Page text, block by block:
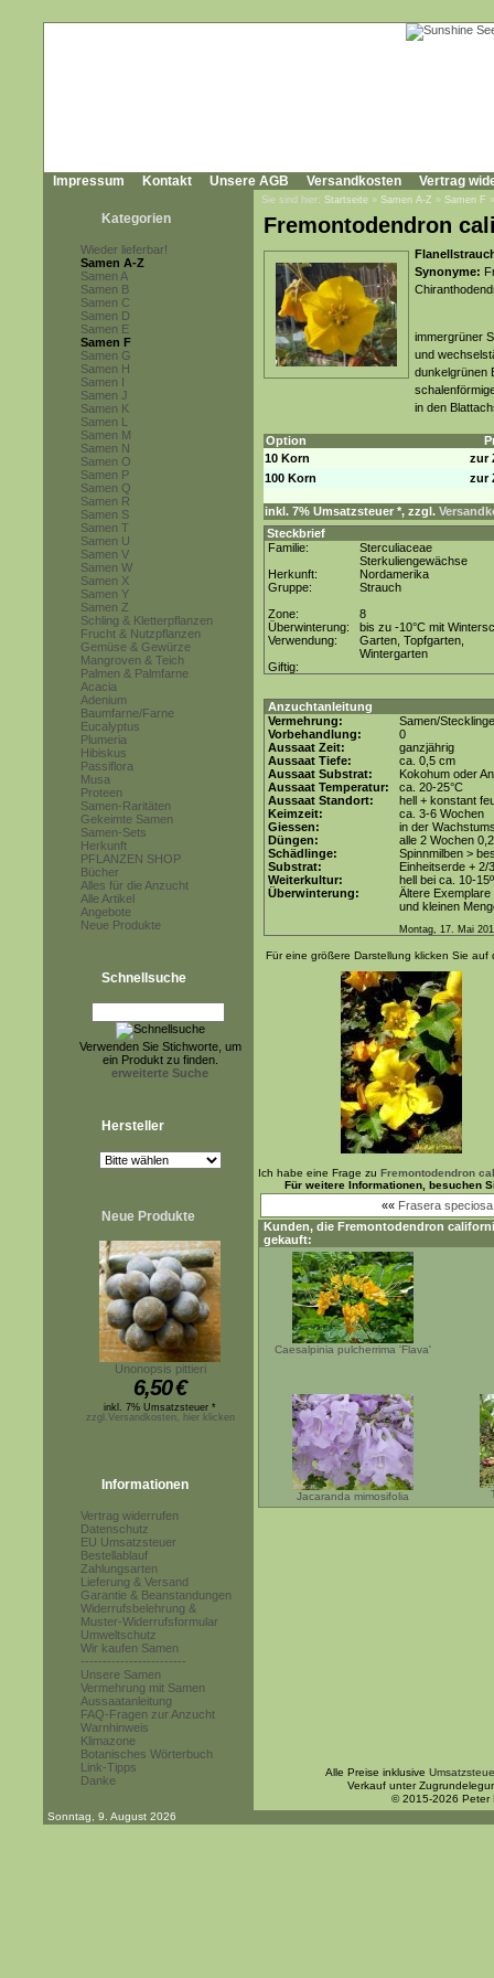
Impressum Kontakt Unsere AGB Versandkosten Vertrag
Kategorien
Wieder lieferbar!
Samen A-Z
Samen A
Samen B
Samen C
Samen D
Samen E
Samen F
Samen G
Samen H
Samen I
Samen J
Samen K
Samen L
Samen M
Samen N
Samen O
Samen P
Samen Q
Samen R
Samen S
Samen T
Samen U
Samen V
Samen W
Samen X
Samen Y
Samen Z
Schling & Kletterpflanzen
Frucht & Nutzpflanzen
Gemüse & Gewürze
Mangroven & Teich
Palmen & Palmfarne
Acacia
Adenium
Baumfarne/Farne
Eucalyptus
Plumeria
Hibiskus
Passiflora
Musa
Proteen
Samen-Raritäten
Gekeimte Samen
Samen-Sets
Herkunft
PFLANZEN SHOP
Bücher
Alles für die Anzucht
Alle Artikel
Angebote
Neue Produkte
Schnellsuche
Verwenden Sie Stichworte, um
ein Produkt zu finden.
erweiterte Suche
Hersteller
Neue Produkte
Unonopsis pittieri
6,50€
inkl. 7% Umsatzsteuer *
zzgl.Versandkosten, hier klicken
Informationen
Vertrag widerrufen
Datenschutz
EU Umsatzsteuer
Bestellablauf
Zahlungsarten
Lieferung & Versand
Garantie & Beanstandungen
Widerrufsbelehrung &
Muster-Widerrufsformular
Umweltschutz
Wir kaufen Samen
------------------------
Unsere Samen
Vermehrung mit Samen
Aussaatanleitung
FAQ-Fragen zur Anzucht
Warnhinweis
Klimazone
Botanisches Wörterbuch
Link-Tipps
Danke
Sie sind hier: Startseite » Samen A-Z » Samen F
Fremontodendron
Synonyme:
immergrüner
und
dunkelgrünen
in den
Option
10 Korn
zur
100 Korn
zur
inkl. 7% Umsatzsteuer *, zzgl.
Steckbrief
Familie:
Sterculiaceae
Sterkuliengewächse
Herkunft:
Nordamerika
Gruppe:
Strauch
Zone:
8
Überwinterung:
bis zu -10°C mit
Verwendung:
Garten, Topfgarten,
Wintergarten
Giftig:
Anzuchtanleitung
Vermehrung:
Samen/Stecklinge
Vorbehandlung:
0
Aussaat Zeit:
ganzjährig
Aussaat Tiefe:
ca. 0,5 cm
Aussaat Substrat:
Kokohum oder
Aussaat Temperatur:
ca. 20-25°C
Aussaat Standort:
hell + konstant
Keimzeit:
ca. 3-6 Wochen
Giessen:
in der
Düngen:
alle 2 Wochen
Schädlinge:
Spinnmilben >
Substrat:
Einheitserde + 2/
Weiterkultur:
hell bei ca. 10-
Überwinterung:
Ältere
und kleinen
Montag, 17. Mai
Für eine größere Darstellung klicken Sie auf
Ich habe eine Frage zu Fremontodendron
Für weitere Informationen, besuchen
«« Frasera speciosa
Kunden, die Fremontodendron
gekauft:
Caesalpinia pulcherrima 'Flava'
Jacaranda mimosifolia
Alle Preise inklusive
Verkauf unter
© 2015-2026 Peter
Sonntag, 9. August 2026